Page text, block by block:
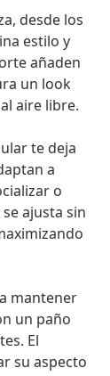
desde los
estilo y
añaden
un look
aire libre.
te deja
a
o
ajusta sin
mantener
un paño
El
su aspecto